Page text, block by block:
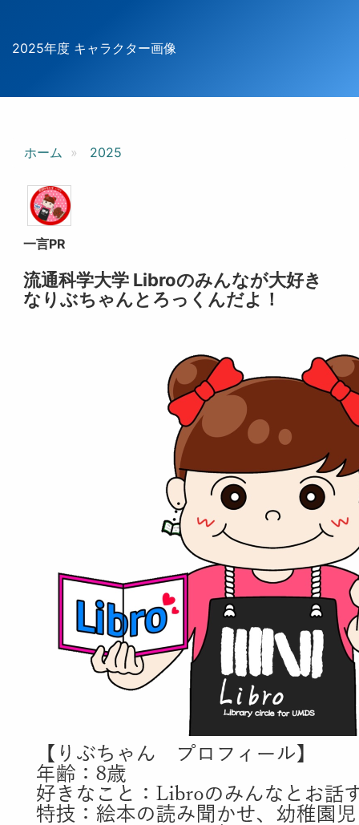
2025年度 キャラクター画像
ホーム 2025
一言PR
流通科学大学 Libroのみんなが大好き
なりぶちゃんとろっくんだよ！